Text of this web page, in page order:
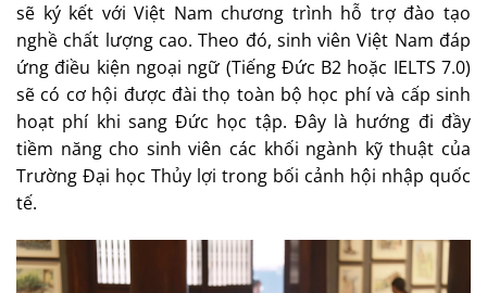
sẽ ký kết với Việt Nam chương trình hỗ trợ đào tạo
nghề chất lượng cao. Theo đó, sinh viên Việt Nam đáp
ứng điều kiện ngoại ngữ (Tiếng Đức B2 hoặc IELTS 7.0)
sẽ có cơ hội được đài thọ toàn bộ học phí và cấp sinh
hoạt phí khi sang Đức học tập. Đây là hướng đi đầy
tiềm năng cho sinh viên các khối ngành kỹ thuật của
Trường Đại học Thủy lợi trong bối cảnh hội nhập quốc
tế.